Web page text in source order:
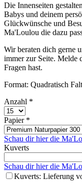
Die Innenseiten
Babys und deinem
Glückwünsche und
Ma'Loulou die dazu
Wir beraten dich gerne
immer zur Seite. Melde
Fragen hast.
Format: Quadratisch
Anzahl *
Papier *
Schau dir hier die
Kuverts
Schau dir hier die
Kuverts: Lieferung